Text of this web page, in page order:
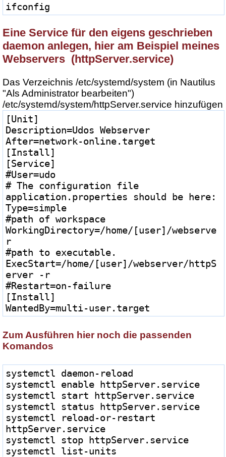
ifconfig
Eine Service für den eigens geschrieben
daemon anlegen, hier am Beispiel meines
Webservers (httpServer.service)
Das Verzeichnis /etc/systemd/system (in Nautilus
"Als Administrator bearbeiten")
/etc/systemd/system/httpServer.service hinzufügen
[Unit]
Description=Udos Webserver
After=network-online.target
[Install]
[Service]
#User=udo
# The configuration file
application.properties should be here:
Type=simple
#path of workspace
WorkingDirectory=/home/[user]/webserve
r
#path to executable.
ExecStart=/home/[user]/webserver/httpS
erver -r
#Restart=on-failure
[Install]
WantedBy=multi-user.target
Zum Ausführen hier noch die passenden
Komandos
systemctl daemon-reload
systemctl enable httpServer.service
systemctl start httpServer.service
systemctl status httpServer.service
systemctl reload-or-restart
httpServer.service
systemctl stop httpServer.service
systemctl list-units